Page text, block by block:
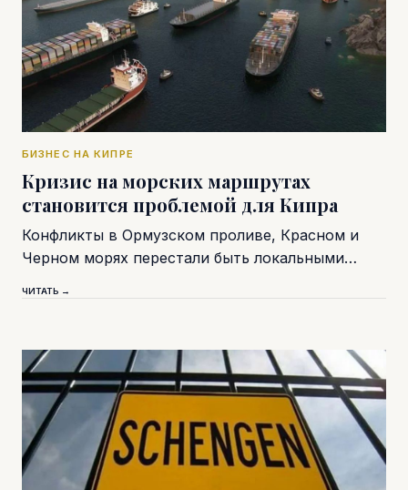
БИЗНЕС НА КИПРЕ
Кризис на морских маршрутах
становится проблемой для Кипра
Конфликты в Ормузском проливе, Красном и
Черном морях перестали быть локальными…
ЧИТАТЬ →